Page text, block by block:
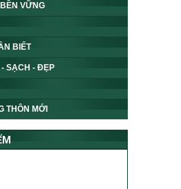
VỮNG
BIẾT
SẠCH - ĐẸP
THÔN MỚI